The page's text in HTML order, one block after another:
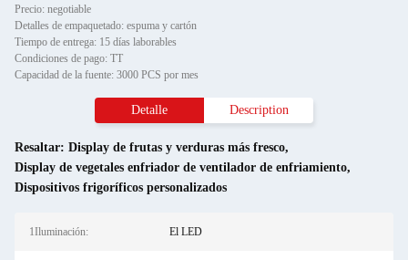
Precio: negotiable
Detalles de empaquetado: espuma y cartón
Tiempo de entrega: 15 días laborables
Condiciones de pago: TT
Capacidad de la fuente: 3000 PCS por mes
Detalle Description
Resaltar: Display de frutas y verduras más fresco,
Display de vegetales enfriador de ventilador de enfriamiento,
Dispositivos frigoríficos personalizados
1Iluminación: El LED